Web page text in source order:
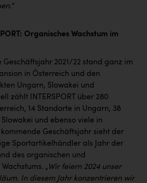
Organisches Wachstum im
Geschäftsjahr 2021/22 stand ganz im
in Österreich und den
Ungarn, Slowakei und
zählt INTERSPORT über 280
14 Standorte in Ungarn, 38
und ebenso viele in
kommende Geschäftsjahr sieht der
Sportartikelhändler als Jahr der
des organischen und
„Wir feiern 2024 unser
In diesem Jahr konzentrieren wir